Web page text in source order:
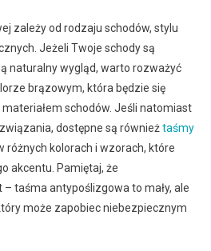
zależy od rodzaju schodów, stylu
Jeżeli Twoje schody są
naturalny wygląd, warto rozważyć
brązowym, która będzie się
schodów. Jeśli natomiast
dostępne są równieżtaśmy
różnych kolorach i wzorach, które
akcentu. Pamiętaj, że
taśma antypoślizgowa to mały, ale
może zapobiec niebezpiecznym